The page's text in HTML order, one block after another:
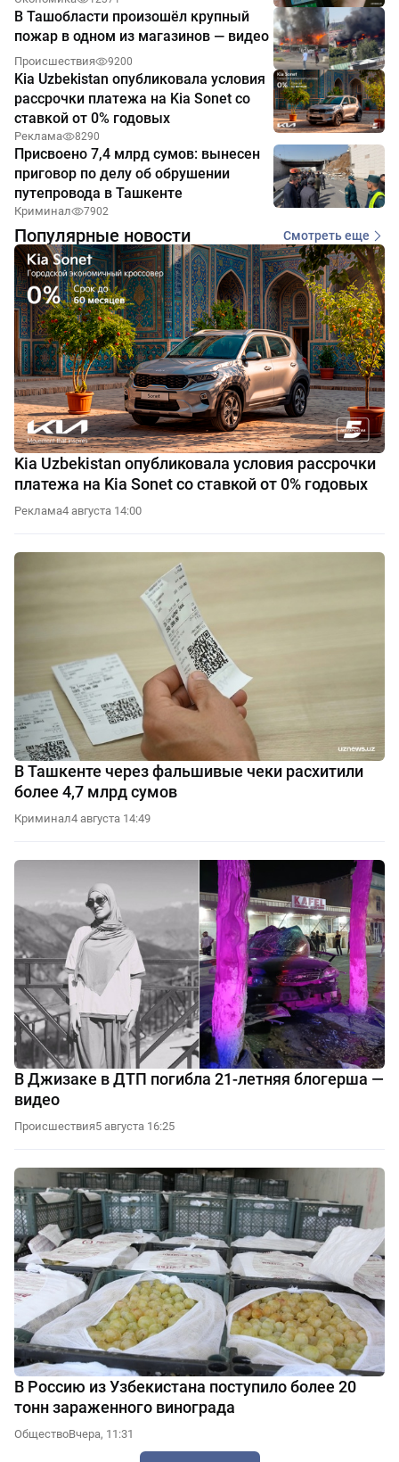
В Ташобласти произошёл крупный
пожар в одном из магазинов — видео
Происшествия 9200
Kia Uzbekistan опубликовала условия
рассрочки платежа на Kia Sonet со
ставкой от 0% годовых
Реклама 8290
Присвоено 7,4 млрд сумов: вынесен
приговор по делу об обрушении
путепровода в Ташкенте
Криминал 7902
Популярные новости Смотреть еще
Kia Uzbekistan опубликовала условия рассрочки
платежа на Kia Sonet со ставкой от 0% годовых
Реклама4 августа 14:00
В Ташкенте через фальшивые чеки расхитили
более 4,7 млрд сумов
Криминал4 августа 14:49
В Джизаке в ДТП погибла 21-летняя блогерша —
видео
Происшествия5 августа 16:25
В Россию из Узбекистана поступило более 20
тонн зараженного винограда
ОбществоВчера, 11:31